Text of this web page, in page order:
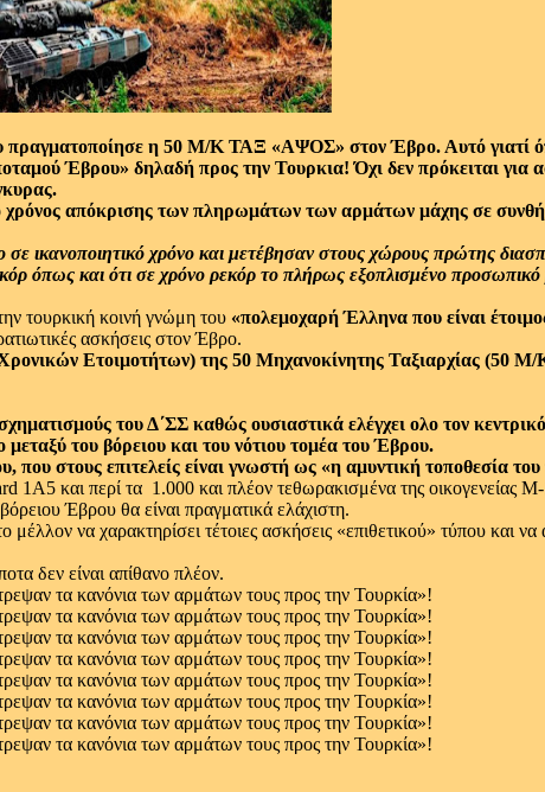
πραγματοποίησε η 50 Μ/Κ ΤΑΞ «ΑΨΟΣ» στον Έβρο. Αυτό γιατί
Έβρου» δηλαδή προς την Τουρκια! Όχι δεν πρόκειται για
απόκρισης των πληρωμάτων των αρμάτων μάχης σε
ικανοποιητικό χρόνο και μετέβησαν στους χώρους πρώτης
όπως και ότι σε χρόνο ρεκόρ το πλήρως εξοπλισμένο
τουρκική κοινή γνώμη του «πολεμοχαρή Έλληνα που είναι
ασκήσεις στον Έβρο.
Ετοιμοτήτων) της 50 Μηχανοκίνητης Ταξιαρχίας (50
του Δ΄ΣΣ καθώς ουσιαστικά ελέγχει ολο τον
μεταξύ του βόρειου και του νότιου τομέα του Έβρου.
στους επιτελείς είναι γνωστή ως «η αμυντική τοποθεσία του
και περί τα 1.000 και πλέον τεθωρακισμένα της οικογενείας
Έβρου θα είναι πραγματικά ελάχιστη.
να χαρακτηρίσει τέτοιες ασκήσεις «επιθετικού» τύπου και να
δεν είναι απίθανο πλέον.